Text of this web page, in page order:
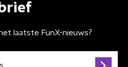
laatste FunX-nieuws?